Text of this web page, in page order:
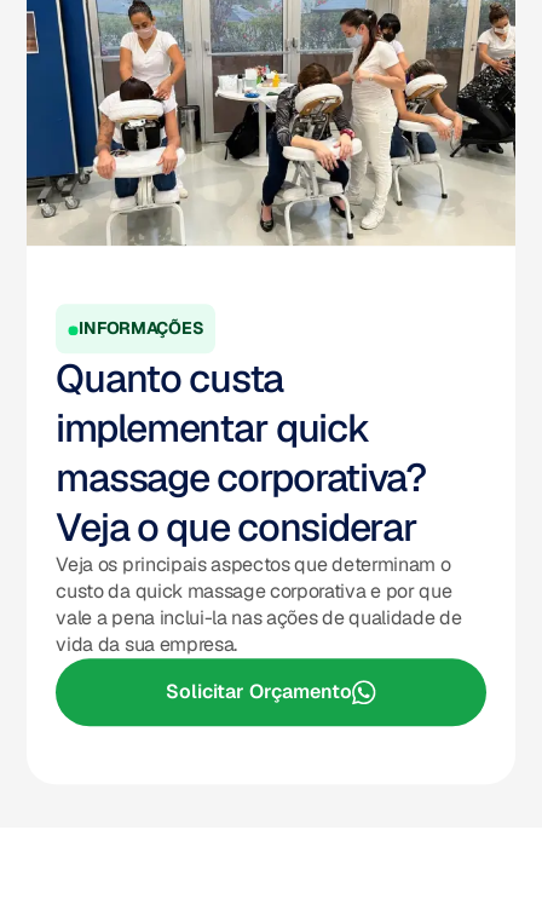
INFORMAÇÕES
Quanto custa
implementar quick
massage corporativa?
Veja o que considerar
Veja os principais aspectos que determinam o
custo da quick massage corporativa e por que
vale a pena inclui-la nas ações de qualidade de
vida da sua empresa.
Solicitar Orçamento